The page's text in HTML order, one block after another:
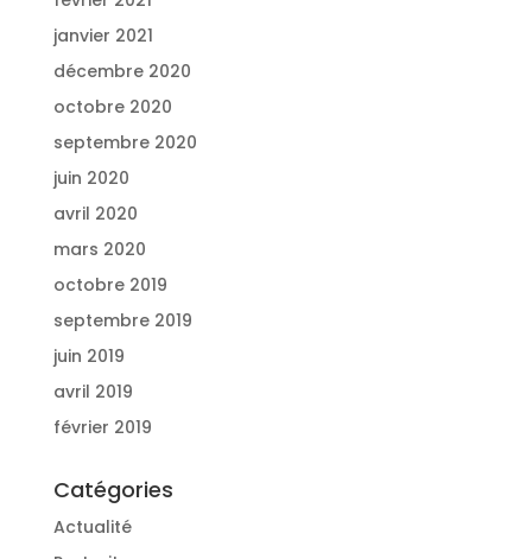
janvier 2021
décembre 2020
octobre 2020
septembre 2020
juin 2020
avril 2020
mars 2020
octobre 2019
septembre 2019
juin 2019
avril 2019
février 2019
Catégories
Actualité